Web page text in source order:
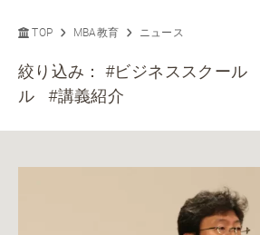
TOP MBA教育 ニュース
絞り込み：#ビジネススクール
ル
#講義紹介